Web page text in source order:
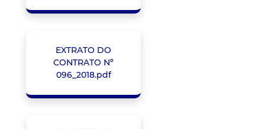
EXTRATO DO
CONTRATO Nº
096_2018.pdf